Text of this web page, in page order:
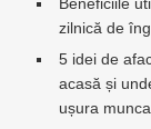
zilnică de
5 idei de
acasă și
ușura munca